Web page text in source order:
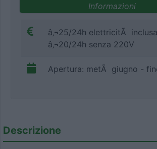
Informazioni
â‚¬25/24h elettricitÃ
â‚¬20/24h senza 220V
Apertura: metÃ giugno -
Descrizione